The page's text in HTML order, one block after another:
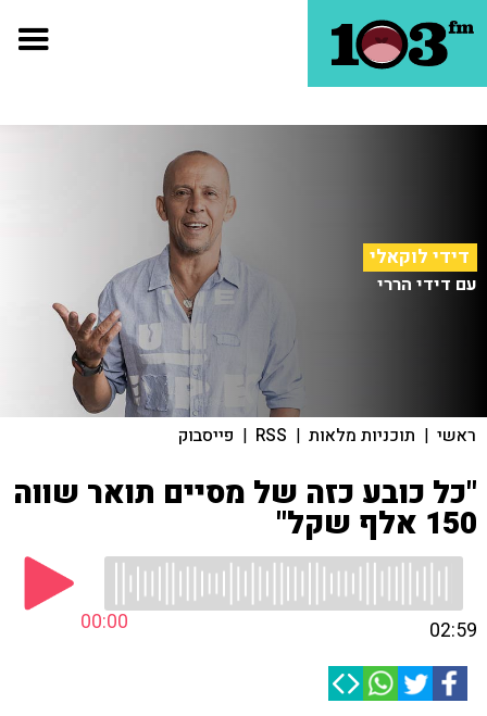
דידי לוקאלי
עם דידי הררי
ראשי | תוכניות מלאות |
RSS
| פייסבוק
"כל כובע כזה של מסיים תואר שווה
150 אלף שקל"
00:00 02:59